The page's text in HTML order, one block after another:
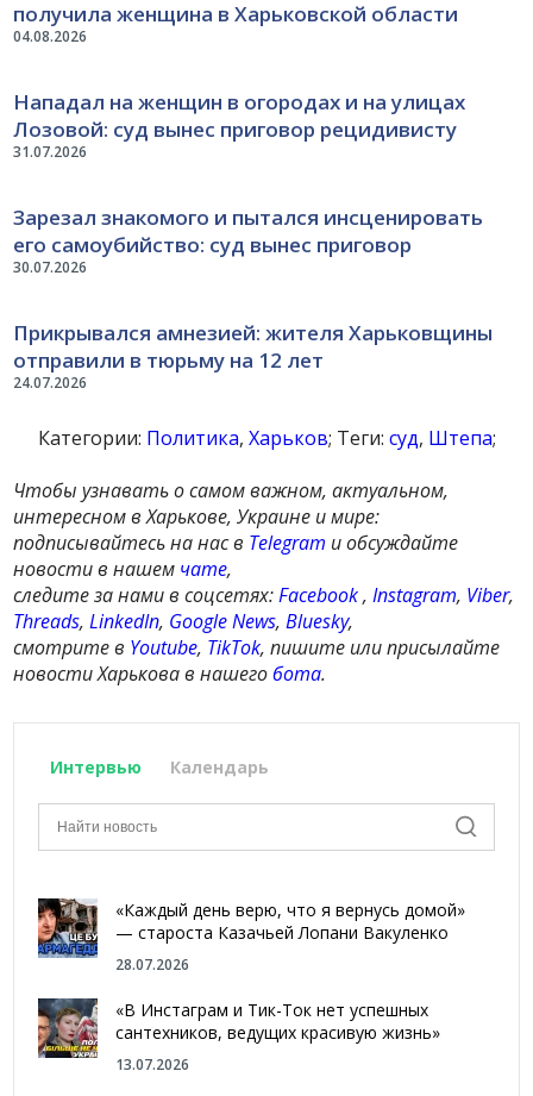
04.08.2026
получила женщина в Харьковской области
31.07.2026
Нападал на женщин в огородах и на улицах
Лозовой: суд вынес приговор рецидивисту
30.07.2026
Зарезал знакомого и пытался инсценировать
его самоубийство: суд вынес приговор
24.07.2026
Прикрывался амнезией: жителя Харьковщины
отправили в тюрьму на 12 лет
Категории: Политика, Харьков; Теги: суд, Штепа;
Чтобы узнавать о самом важном, актуальном,
интересном в Харькове, Украине и мире:
подписывайтесь на нас в Telegram и обсуждайте
новости в нашем чате,
следите за нами в соцсетях:Facebook,Instagram, Viber,
Threads,LinkedIn, Google News,Bluesky,
смотрите в Youtube, TikTok, пишите или присылайте
новости Харькова в нашегобота.
Интервью Календарь
«Каждый день верю, что я вернусь домой»
— староста Казачьей Лопани Вакуленко
28.07.2026
«В Инстаграм и Тик-Ток нет успешных
сантехников, ведущих красивую жизнь»
13.07.2026